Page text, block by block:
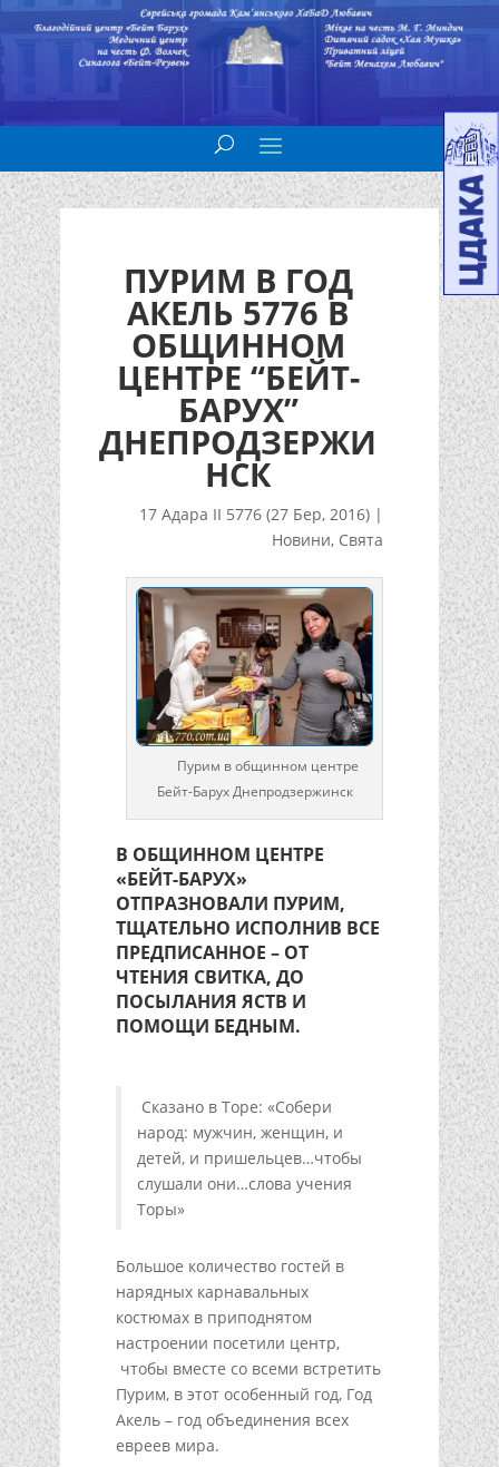
ПУРИМ В ГОД
АКЕЛЬ 5776 В
ОБЩИННОМ
ЦЕНТРЕ “БЕЙТ-
БАРУХ”
ДНЕПРОДЗЕРЖИ
НСК
17 Адара II 5776 (27 Бер, 2016) |
Новини, Свята
Пурим в общинном центре
Бейт-Барух Днепродзержинск
В ОБЩИННОМ ЦЕНТРЕ
«БЕЙТ-БАРУХ»
ОТПРАЗНОВАЛИ ПУРИМ,
ТЩАТЕЛЬНО ИСПОЛНИВ ВСЕ
ПРЕДПИСАННОЕ – ОТ
ЧТЕНИЯ СВИТКА, ДО
ПОСЫЛАНИЯ ЯСТВ И
ПОМОЩИ БЕДНЫМ.
Сказано в Торе: «Собери
народ: мужчин, женщин, и
детей, и пришельцев…чтобы
слушали они…слова учения
Торы»
Большое количество гостей в
нарядных карнавальных
костюмах в приподнятом
настроении посетили центр,
чтобы вместе со всеми встретить
Пурим, в этот особенный год, Год
Акель – год объединения всех
евреев мира.